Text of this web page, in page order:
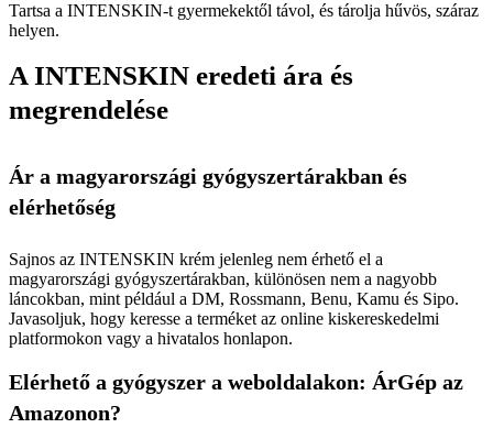
Tartsa a INTENSKIN-t gyermekektől távol, és tárolja hűvös, száraz
helyen.
A INTENSKIN eredeti ára és
megrendelése
Ár a magyarországi gyógyszertárakban és
elérhetőség
Sajnos az INTENSKIN krém jelenleg nem érhető el a
magyarországi gyógyszertárakban, különösen nem a nagyobb
láncokban, mint például a DM, Rossmann, Benu, Kamu és Sipo.
Javasoljuk, hogy keresse a terméket az online kiskereskedelmi
platformokon vagy a hivatalos honlapon.
Elérhető a gyógyszer a weboldalakon: ÁrGép az
Amazonon?